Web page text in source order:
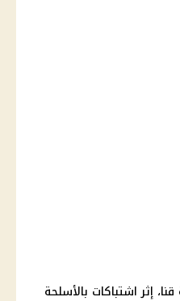
إثر اشتباكات بالأسلحة